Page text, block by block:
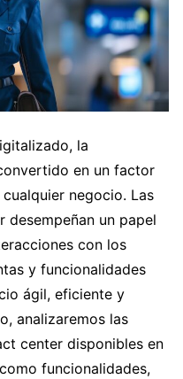
la
en un factor
negocio. Las
un papel
con los
y funcionalidades
ágil, eficiente y
analizaremos las
center disponibles en
funcionalidades,